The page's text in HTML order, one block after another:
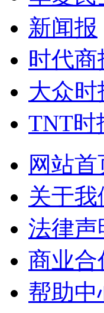
新闻报
时代商
大众时
TNT时
网站首
关于我
法律声
商业合
帮助中